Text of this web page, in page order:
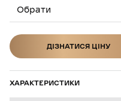
Обрати
ДІЗНАТИСЯ ЦІНУ
ХАРАКТЕРИСТИКИ